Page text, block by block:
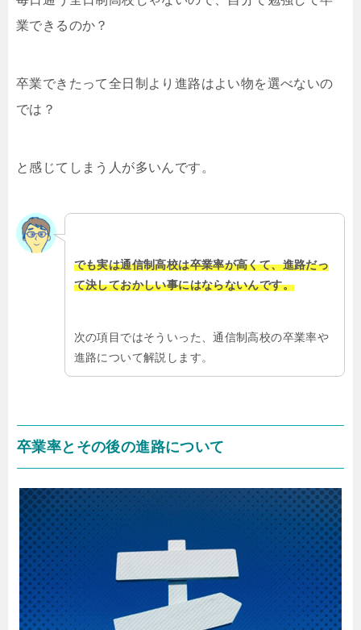
業できるのか？
卒業できたって全日制より進路はよい物を選べないの
では？
と感じてしまう人が多いんです。
でも実は通信制高校は卒業率が高くて、進路だっ
て決しておかしい事にはならないんです。
次の項目ではそういった、通信制高校の卒業率や
進路について解説します。
卒業率とその後の進路について